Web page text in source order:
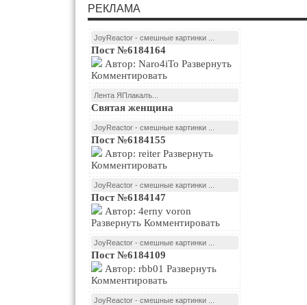
РЕКЛАМА
JoyReactor - смешные картинки ...
Пост №6184164
Комментировать
Лента ЯПлакалъ...
Святая женщина
JoyReactor - смешные картинки ...
Пост №6184155
Комментировать
JoyReactor - смешные картинки ...
Пост №6184147
Развернуть Комментировать
JoyReactor - смешные картинки ...
Пост №6184109
Комментировать
JoyReactor - смешные картинки ...